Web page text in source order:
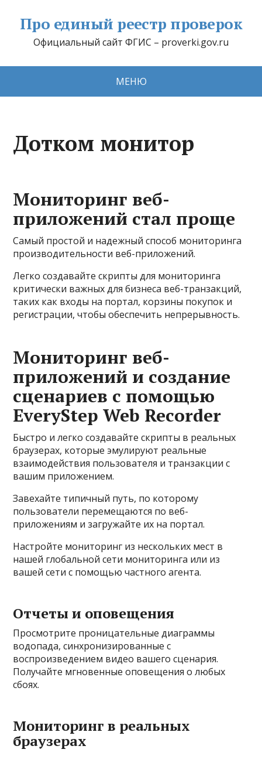
Про единый реестр проверок
Официальный сайт ФГИС – proverki.gov.ru
МЕНЮ
Дотком монитор
Мониторинг веб-
приложений стал проще
Самый простой и надежный способ мониторинга
производительности веб-приложений.
Легко создавайте скрипты для мониторинга
критически важных для бизнеса веб-транзакций,
таких как входы на портал, корзины покупок и
регистрации, чтобы обеспечить непрерывность.
Мониторинг веб-
приложений и создание
сценариев с помощью
EveryStep Web Recorder
Быстро и легко создавайте скрипты в реальных
браузерах, которые эмулируют реальные
взаимодействия пользователя и транзакции с
вашим приложением.
Завехайте типичный путь, по которому
пользователи перемещаются по веб-
приложениям и загружайте их на портал.
Настройте мониторинг из нескольких мест в
нашей глобальной сети мониторинга или из
вашей сети с помощью частного агента.
Отчеты и оповещения
Просмотрите проницательные диаграммы
водопада, синхронизированные с
воспроизведением видео вашего сценария.
Получайте мгновенные оповещения о любых
сбоях.
Мониторинг в реальных
браузерах